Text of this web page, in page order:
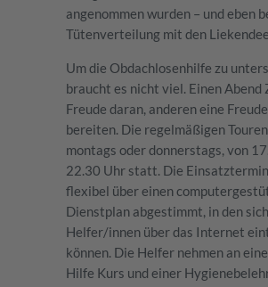
angenommen wurden – und eben
Tütenverteilung mit den
Um die Obdachlosenhilfe zu
braucht es nicht viel. Einen Abend
Freude daran, anderen eine
bereiten. Die regelmäßigen
montags oder donnerstags, von
22.30 Uhr statt. Die
flexibel über einen
Dienstplan abgestimmt, in den
Helfer/innen über das Internet
können. Die Helfer nehmen an
Hilfe Kurs und einer